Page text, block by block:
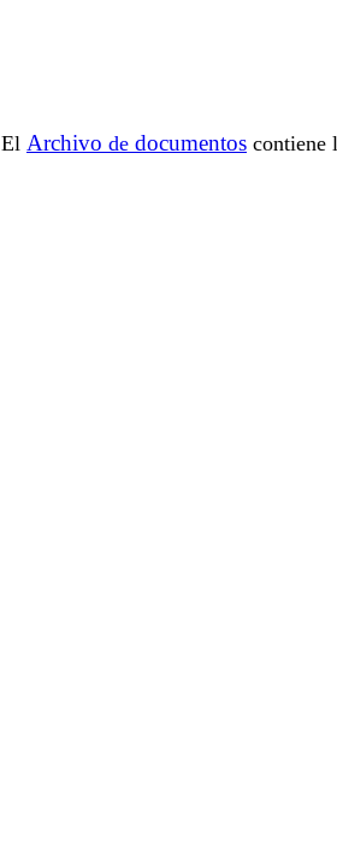
El Archivo de documentos contiene